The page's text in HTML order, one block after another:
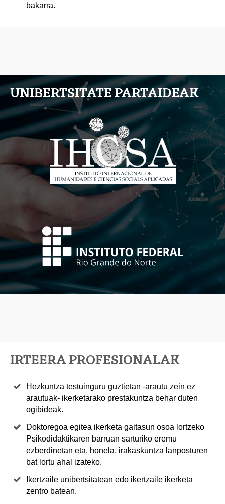
bakarra.
UNIBERTSITATE PARTAIDEAK
IRTEERA PROFESIONALAK
Hezkuntza testuinguru guztietan -arautu zein ez
arautuak- ikerketarako prestakuntza behar duten
ogibideak.
Doktoregoa egitea ikerketa gaitasun osoa lortzeko
Psikodidaktikaren barruan sarturiko eremu
ezberdinetan eta, honela, irakaskuntza lanposturen
bat lortu ahal izateko.
Ikertzaile unibertsitatean edo ikertzaile ikerketa
zentro batean.